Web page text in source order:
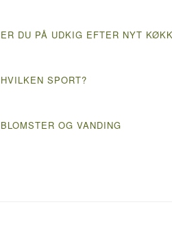
ER DU PÅ UDKIG EFTER NYT
HVILKEN SPORT?
BLOMSTER OG VANDING